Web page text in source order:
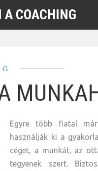
A COACHING
Egyre több fiatal már
használják ki a
céget, a munkát, az
tegyenek szert.